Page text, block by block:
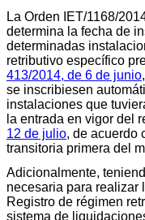
La Orden IET/1168/
determina la fecha de
determinadas
retributivo específico
413/2014, de 6 de junio
se inscribiesen
instalaciones que
la entrada en vigor del
12 de julio, de acuerdo
transitoria primera del
Adicionalmente,
necesaria para realizar
Registro de régimen
sistema de